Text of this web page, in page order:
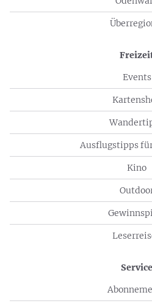
Events
Ausflugstipps
Kino
Service